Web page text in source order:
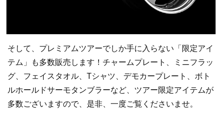
そして、プレミアムツアーでしか手に入らない「限定アイ
テム」も多数販売します！チャームプレート、ミニフラッ
グ、フェイスタオル、Tシャツ、デモカープレート、ボト
ルホールドサーモタンブラーなど、ツアー限定アイテムが
多数ございますので、是非、一度ご覧くださいませ。